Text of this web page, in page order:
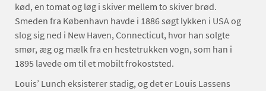
kød, en tomat og løg i skiver mellem to skiver brød.
Smeden fra København havde i 1886 søgt lykken i USA og
slog sig ned i New Haven, Connecticut, hvor han solgte
smør, æg og mælk fra en hestetrukken vogn, som han i
1895 lavede om til et mobilt frokoststed.
Louis’ Lunch eksisterer stadig, og det er Louis Lassens